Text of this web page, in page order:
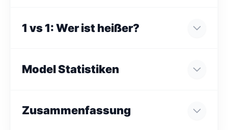
1 vs 1: Wer ist heißer?
Model Statistiken
Zusammenfassung